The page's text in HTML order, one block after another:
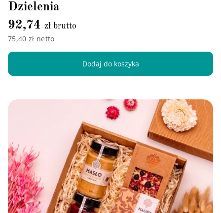
Dzielenia
92,74 zł brutto
75,40 zł netto
Dodaj do koszyka